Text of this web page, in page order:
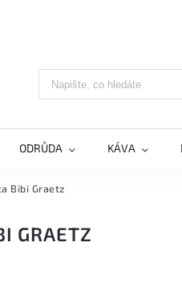
ODRŮDA KÁVA
Bibi Graetz
GRAETZ